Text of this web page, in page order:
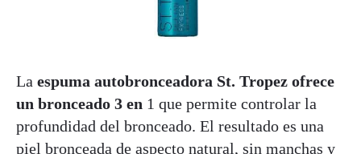
La espuma autobronceadora St. Tropez ofrece
un bronceado 3 en 1 que permite controlar la
profundidad del bronceado. El resultado es una
piel bronceada de aspecto natural, sin manchas y